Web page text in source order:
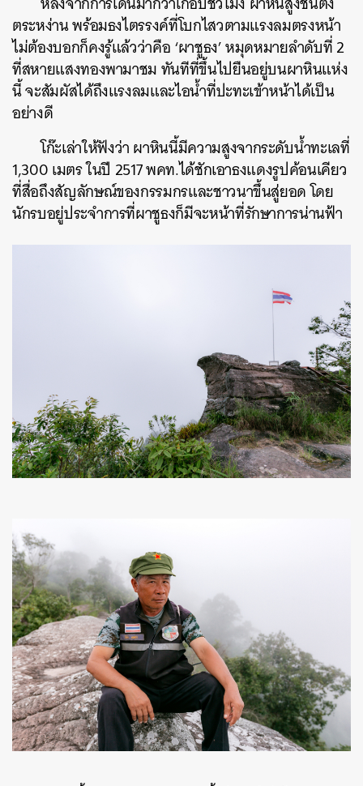
ตระหง่าน พร้อมธงไตรรงค์ที่โบกไสวตามแรงลมตรงหน้า
ไม่ต้องบอกก็คงรู้แล้วว่าคือ ‘ผาชูธง’ หมุดหมายลำดับที่ 2
ที่สหายแสงทองพามาชม ทันทีที่ขึ้นไปยืนอยู่บนผาหินแห่ง
นี้ จะสัมผัสได้ถึงแรงลมและไอน้ำที่ปะทะเข้าหน้าได้เป็น
อย่างดี
โก๊ะเล่าให้ฟังว่า ผาหินนี้มีความสูงจากระดับน้ำทะเลที่
1,300 เมตร ในปี 2517 พคท.ได้ชักเอาธงแดงรูปค้อนเคียว
ที่สื่อถึงสัญลักษณ์ของกรรมกรและชาวนาขึ้นสู่ยอด โดย
นักรบอยู่ประจำการที่ผาชูธงก็มีจะหน้าที่รักษาการน่านฟ้า